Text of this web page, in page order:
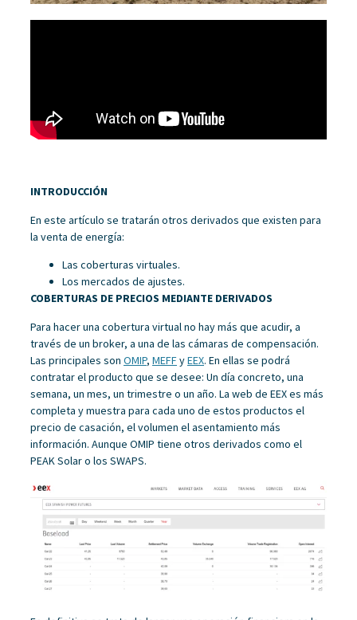
INTRODUCCIÓN
En este artículo se tratarán otros derivados que existen para
la venta de energía:
Las coberturas virtuales.
Los mercados de ajustes.
COBERTURAS DE PRECIOS MEDIANTE DERIVADOS
Para hacer una cobertura virtual no hay más que acudir, a
través de un broker, a una de las cámaras de compensación.
Las principales son OMIP, MEFFyEEX. En ellas se podrá
contratar el producto que se desee: Un día concreto, una
semana, un mes, un trimestre o un año. La web de EEX es más
completa y muestra para cada uno de estos productos el
precio de casación, el volumen el asentamiento más
información. Aunque OMIP tiene otros derivados como el
PEAK Solar o los SWAPS.